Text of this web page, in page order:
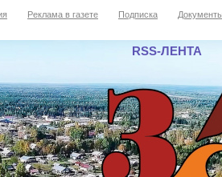
Реклама в газете Подписка Документы
RSS-ЛЕНТА